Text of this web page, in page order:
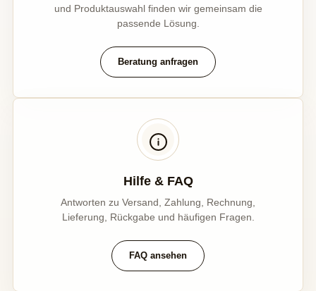
und Produktauswahl finden wir gemeinsam die
passende Lösung.
Beratung anfragen
Hilfe & FAQ
Antworten zu Versand, Zahlung, Rechnung,
Lieferung, Rückgabe und häufigen Fragen.
FAQ ansehen